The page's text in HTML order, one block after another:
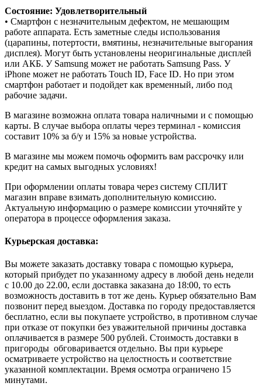
Состояние: Удовлетворительный
• Смартфон с незначительным дефектом, не мешающим
работе аппарата. Есть заметные следы использования
(царапины, потертости, вмятины, незначительные выгорания
дисплея). Могут быть установлены неоригинальные дисплей
или АКБ. У Samsung может не работать Samsung Pass. У
iPhone может не работать Touch ID, Face ID. Но при этом
смартфон работает и подойдет как временный, либо под
рабочие задачи.
В магазине возможна оплата товара наличными и с помощью
карты. В случае выбора оплаты через терминал - комиссия
составит 10% за б/у и 15% за новые устройства.
В магазине мы можем помочь оформить вам рассрочку или
кредит на самых выгодных условиях!
При оформлении оплаты товара через систему СПЛИТ
магазин вправе взимать дополнительную комиссию.
Актуальную информацию о размере комиссии уточняйте у
оператора в процессе оформления заказа.
Курьерская доставка:
Вы можете заказать доставку товара с помощью курьера,
который прибудет по указанному адресу в любой день недели
с 10.00 до 22.00, если доставка заказана до 18:00, то есть
возможность доставить в тот же день. Курьер обязательно Вам
позвонит перед выездом. Доставка по городу предоставляется
бесплатно, если вы покупаете устройство, в противном случае
при отказе от покупки без уважительной причины доставка
оплачивается в размере 500 рублей. Стоимость доставки в
пригороды обговаривается отдельно. Вы при курьере
осматриваете устройство на целостность и соответствие
указанной комплектации. Время осмотра ограничено 15
минутами.